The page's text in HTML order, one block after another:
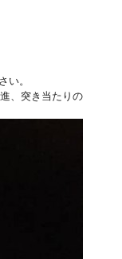
い。
、突き当たりの